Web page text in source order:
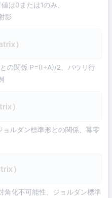
は0または1のみ、
影
）
の関係 P=(I+A)/2、パウリ行
）
ルダン標準形との関係、冪零
）
角化不可能性、ジョルダン標準